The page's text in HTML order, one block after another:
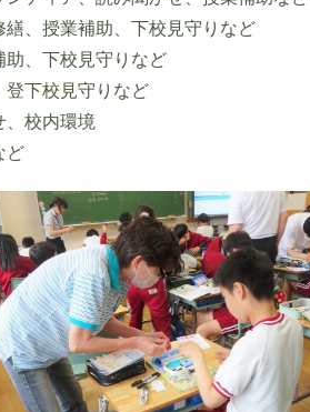
、授業補助、下校見守りなど
助、下校見守りなど
登下校見守りなど
、校内環境
ど